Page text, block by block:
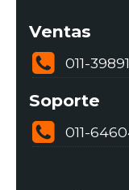
Ventas
011-
Soporte
011-